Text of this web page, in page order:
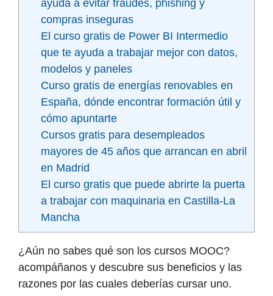
ayuda a evitar fraudes, phishing y
compras inseguras
El curso gratis de Power BI Intermedio
que te ayuda a trabajar mejor con datos,
modelos y paneles
Curso gratis de energías renovables en
España, dónde encontrar formación útil y
cómo apuntarte
Cursos gratis para desempleados
mayores de 45 años que arrancan en abril
en Madrid
El curso gratis que puede abrirte la puerta
a trabajar con maquinaria en Castilla-La
Mancha
¿Aún no sabes qué son los cursos MOOC?
acompáñanos y descubre sus beneficios y las
razones por las cuales deberías cursar uno.